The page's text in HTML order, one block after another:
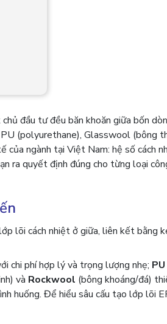
đầu tư đều băn khoăn giữa bốn
(polyurethane), Glasswool (bông
ngành tại Việt Nam: hệ số cách
ra quyết định đúng cho từng loại
lõi cách nhiệt ở giữa, liên kết bằng
chi phí hợp lý và trọng lượng nhẹ; PU
và Rockwool (bông khoáng/đá)
huống. Để hiểu sâu cấu tạo lớp lõi